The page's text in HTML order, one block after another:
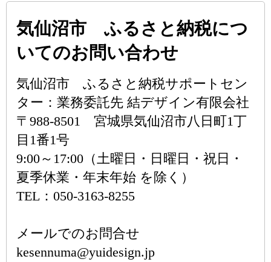
気仙沼市 ふるさと納税につ
いてのお問い合わせ
気仙沼市 ふるさと納税サポートセン
ター：業務委託先 結デザイン有限会社
〒988-8501 宮城県気仙沼市八日町1丁
目1番1号
9:00～17:00（土曜日・日曜日・祝日・
夏季休業・年末年始 を除く）
TEL：050-3163-8255
メールでのお問合せ
kesennuma@yuidesign.jp